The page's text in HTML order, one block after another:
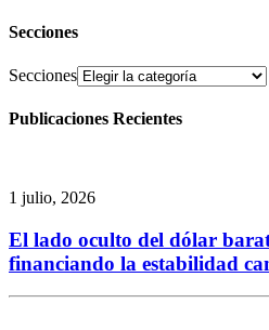
Secciones
Secciones
Publicaciones Recientes
1 julio, 2026
El lado oculto del dólar
financiando la estabilidad